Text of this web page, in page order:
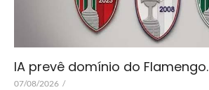
IA prevê domínio do Flamengo.
07/08/2026 /